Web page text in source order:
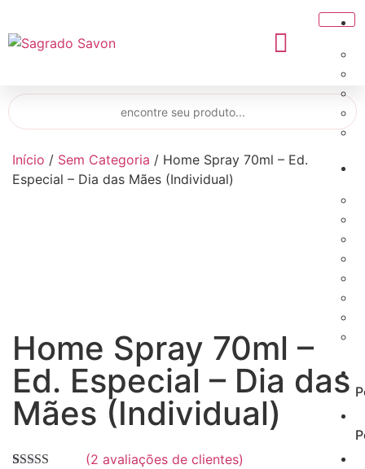
Início / Sem Categoria / Home Spray 70ml – Ed.
Especial – Dia das Mães (Individual)
Home Spray 70ml –
Ed. Especial – Dia das
Mães (Individual)
(2 avaliações de clientes)